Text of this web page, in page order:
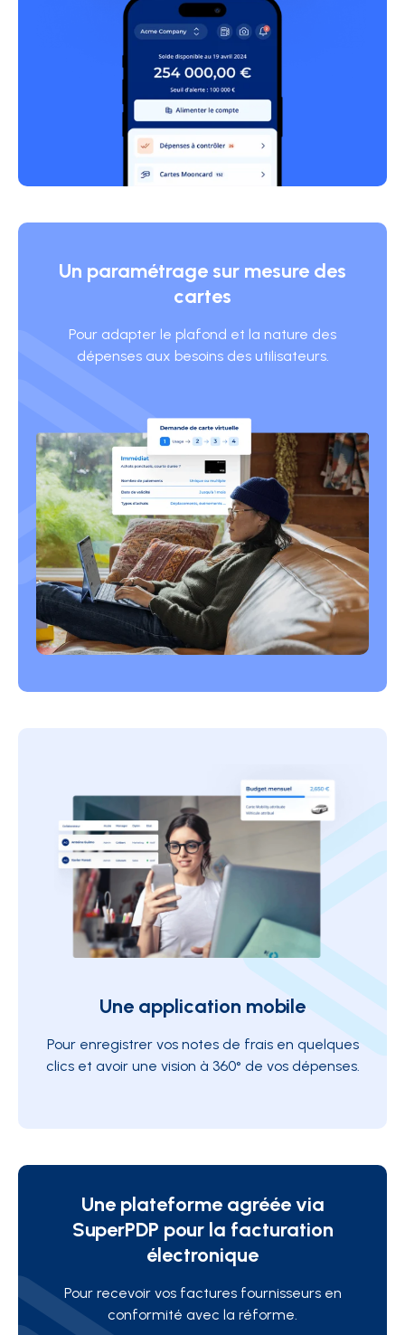
Un paramétrage sur mesure des
cartes
Pour adapter le plafond et la nature des
dépenses aux besoins des utilisateurs.
Une application mobile
Pour enregistrer vos notes de frais en quelques
clics et avoir une vision à 360° de vos dépenses.
Une plateforme agréée via
SuperPDP pour la facturation
électronique
Pour recevoir vos factures fournisseurs en
conformité avec la réforme.